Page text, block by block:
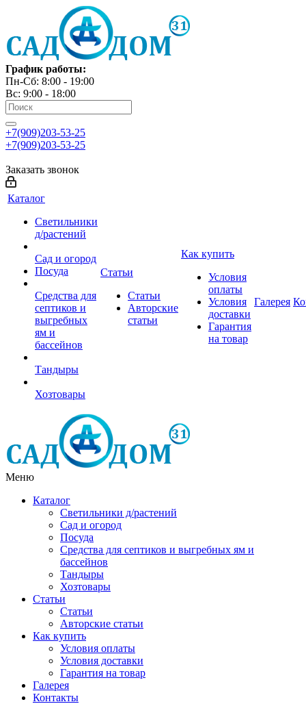
График работы:
Пн-Сб: 8:00 - 19:00
Вс: 9:00 - 18:00
+7(909)203-53-25
+7(909)203-53-25
Заказать звонок
Каталог
Светильники
д/растений
Сад и огород
Посуда
Средства для
септиков и
выгребных
ям и
бассейнов
Тандыры
Хозтовары
Статьи
Статьи
Авторские
статьи
Как купить
Условия
оплаты
Условия
доставки
Гарантия
на товар
Галерея
Меню
Каталог
Светильники д/растений
Сад и огород
Посуда
Средства для септиков и выгребных ям и
бассейнов
Тандыры
Хозтовары
Статьи
Статьи
Авторские статьи
Как купить
Условия оплаты
Условия доставки
Гарантия на товар
Галерея
Контакты